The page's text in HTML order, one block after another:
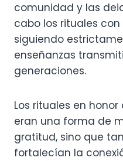
comunidad y las
cabo los rituales
siguiendo
enseñanzas
generaciones.
Los rituales en
eran una forma de
gratitud, sino que
fortalecían la